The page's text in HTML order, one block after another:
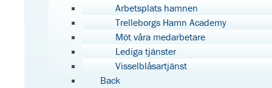
Arbetsplats hamnen
Trelleborgs Hamn Academy
Möt våra medarbetare
Lediga tjänster
Visselblåsartjänst
Back